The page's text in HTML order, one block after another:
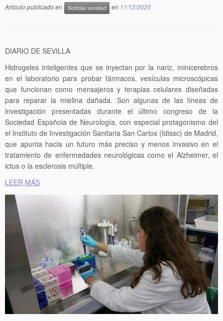
Artículo publicado en Noticias sanidad en 11/12/2025
DIARIO DE SEVILLA
Hidrogeles inteligentes que se inyectan por la nariz, minicerebros
en el laboratorio para probar fármacos, vesículas microscópicas
que funcionan como mensajeros y terapias celulares diseñadas
para reparar la mielina dañada. Son algunas de las líneas de
investigación presentadas durante el último congreso de la
Sociedad Española de Neurología, con especial protagonismo del
el Instituto de Investigación Sanitaria San Carlos (Idissc) de Madrid,
que apunta hacia un futuro más preciso y menos invasivo en el
tratamiento de enfermedades neurológicas como el Alzheimer, el
ictus o la esclerosis múltiple.
LEER MÁS